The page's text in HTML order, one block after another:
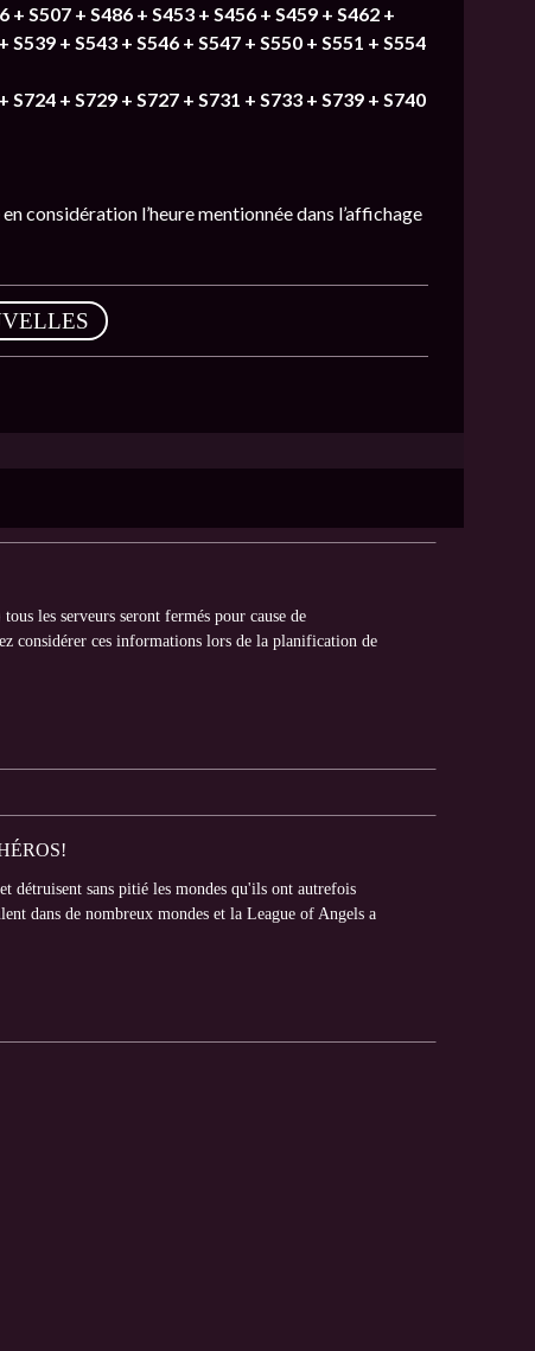
+ S507 + S486 + S453 + S456 + S459 + S462 +
S539 + S543 + S546 + S547 + S550 + S551 + S554
S724 + S729 + S727 + S731 + S733 + S739 + S740
considération l’heure mentionnée dans l’affichage
les serveurs seront fermés pour cause de
considérer ces informations lors de la planification de
détruisent sans pitié les mondes qu'ils ont autrefois
dans de nombreux mondes et la League of Angels a